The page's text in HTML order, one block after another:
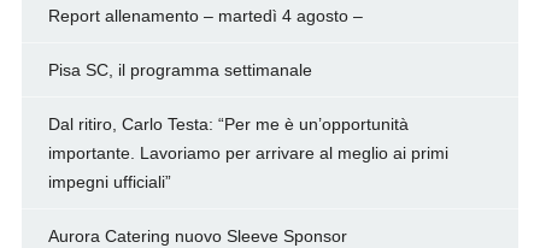
Report allenamento – martedì 4 agosto –
Pisa SC, il programma settimanale
Dal ritiro, Carlo Testa: “Per me è un’opportunità
importante. Lavoriamo per arrivare al meglio ai primi
impegni ufficiali”
Aurora Catering nuovo Sleeve Sponsor